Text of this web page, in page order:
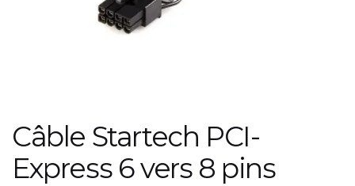
Câble Startech PCI-
Express 6 vers 8 pins